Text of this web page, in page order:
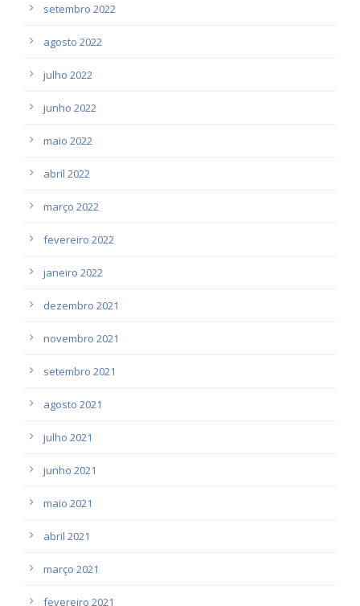
setembro 2022
agosto 2022
julho 2022
junho 2022
maio 2022
abril 2022
março 2022
fevereiro 2022
janeiro 2022
dezembro 2021
novembro 2021
setembro 2021
agosto 2021
julho 2021
junho 2021
maio 2021
abril 2021
março 2021
fevereiro 2021